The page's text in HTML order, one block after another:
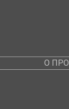
О